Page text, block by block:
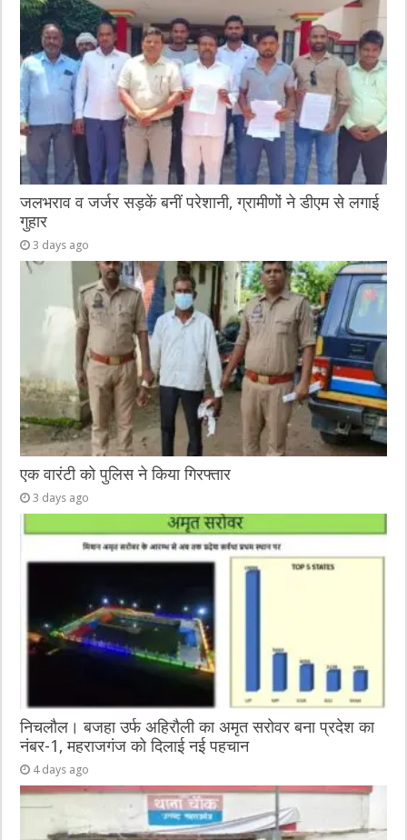
जलभराव व जर्जर सड़कें बनीं परेशानी, ग्रामीणों ने डीएम से लगाई
गुहार
3 days ago
एक वारंटी को पुलिस ने किया गिरफ्तार
3 days ago
निचलौल। बजहा उर्फ अहिरौली का अमृत सरोवर बना प्रदेश का
नंबर-1, महराजगंज को दिलाई नई पहचान
4 days ago